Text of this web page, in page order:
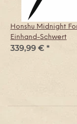
Honshu Midnight
Einhand-Schwert
339,99 € *